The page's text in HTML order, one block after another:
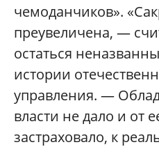
чемоданчиков».
преувеличена, —
остаться
истории
управления. —
власти не дало и от
застраховало, к